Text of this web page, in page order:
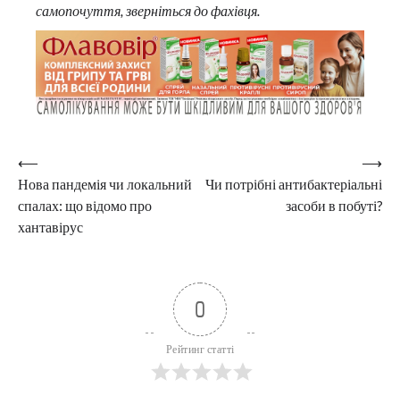
самопочуття, зверніться до фахівця.
Навігація
записів
⟵
Нова пандемія чи локальний
спалах: що відомо про
хантавірус
Чи потрібні антибактеріальні
засоби в побуті?
⟶
0
Рейтинг статті